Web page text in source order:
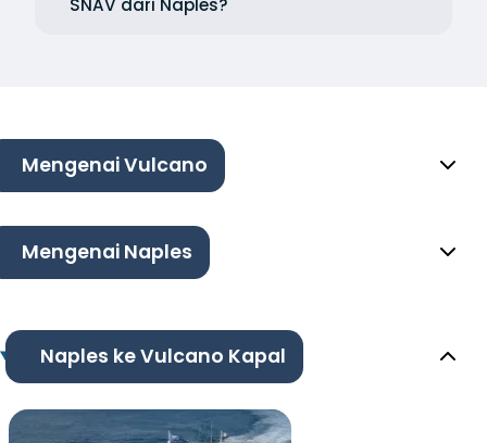
Mengenai Vulcano
Mengenai Naples
Naples ke Vulcano Kapal